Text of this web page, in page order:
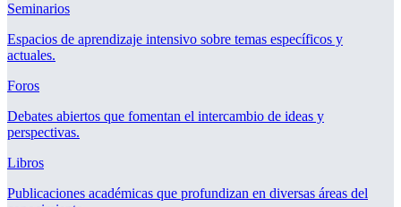
Seminarios
Espacios de aprendizaje intensivo sobre temas específicos y
actuales.
Foros
Debates abiertos que fomentan el intercambio de ideas y
perspectivas.
Libros
Publicaciones académicas que profundizan en diversas áreas del